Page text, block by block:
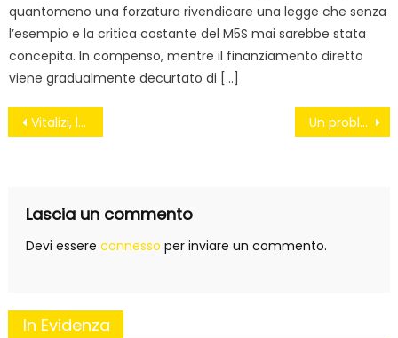
quantomeno una forzatura rivendicare una legge che senza
l’esempio e la critica costante del M5S mai sarebbe stata
concepita. In compenso, mentre il finanziamento diretto
viene gradualmente decurtato di […]
Navigazione
Vitalizi, la lunga lista degli ex onorevoli pagati dallo stesso Stato a cui hanno rubato Un problema lo abbiamo risolto: “sinistra” non ha più significato
Lascia un commento
Devi essere connesso per inviare un commento.
In Evidenza